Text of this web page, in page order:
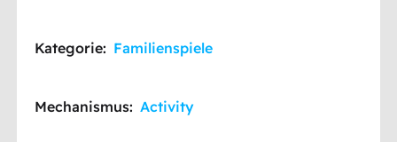
Kategorie: Familienspiele
Mechanismus: Activity